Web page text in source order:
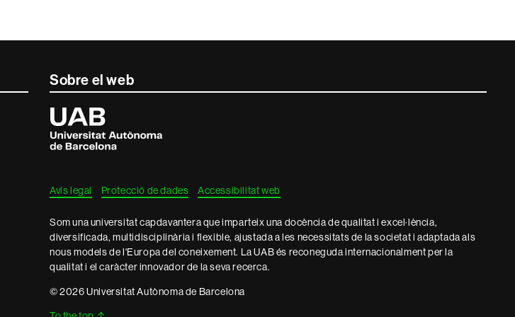
Sobre el web
Universitat
Autònoma
de
Barcelona
Avís legal Protecció de dades Accessibilitat web
Som una universitat capdavantera que imparteix una docència de qualitat i excel·lència,
diversificada, multidisciplinària i flexible, ajustada a les necessitats de la societat i adaptada als
nous models de l'Europa del coneixement. La UAB és reconeguda internacionalment per la
qualitat i el caràcter innovador de la seva recerca.
© 2026 Universitat Autònoma de Barcelona